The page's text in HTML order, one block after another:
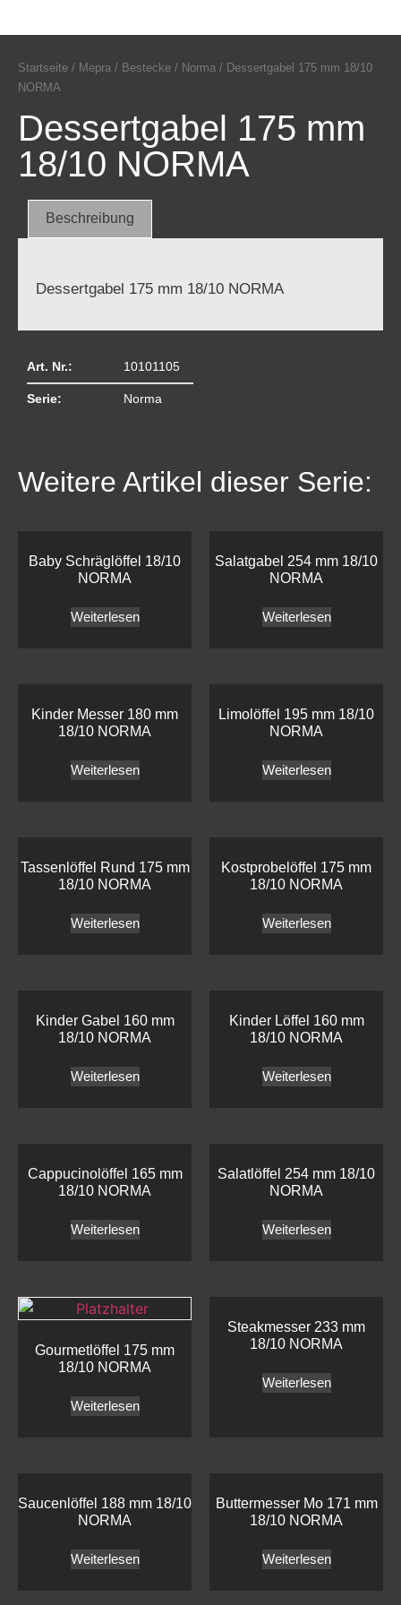
Startseite / Mepra / Bestecke / Norma / Dessertgabel 175 mm 18/10
NORMA
Dessertgabel 175 mm
18/10 NORMA
Beschreibung
Dessertgabel 175 mm 18/10 NORMA
Art. Nr.: 10101105
Serie: Norma
Weitere Artikel dieser Serie:
Baby Schräglöffel 18/10
NORMA
Weiterlesen
Salatgabel 254 mm 18/10
NORMA
Weiterlesen
Kinder Messer 180 mm
18/10 NORMA
Weiterlesen
Limolöffel 195 mm 18/10
NORMA
Weiterlesen
Tassenlöffel Rund 175 mm
18/10 NORMA
Weiterlesen
Kostprobelöffel 175 mm
18/10 NORMA
Weiterlesen
Kinder Gabel 160 mm
18/10 NORMA
Weiterlesen
Kinder Löffel 160 mm
18/10 NORMA
Weiterlesen
Cappucinolöffel 165 mm
18/10 NORMA
Weiterlesen
Salatlöffel 254 mm 18/10
NORMA
Weiterlesen
Gourmetlöffel 175 mm
18/10 NORMA
Weiterlesen
Steakmesser 233 mm
18/10 NORMA
Weiterlesen
Saucenlöffel 188 mm 18/10
NORMA
Weiterlesen
Buttermesser Mo 171 mm
18/10 NORMA
Weiterlesen